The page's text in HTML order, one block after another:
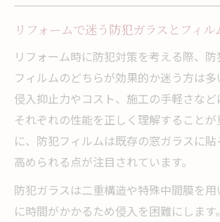
リフォームで迷う防犯ガラスとフィ
リフォーム時に防犯対策を考える際、
フィルムのどちらが効果的か迷う方は多
侵入抑止力やコスト、施工の手軽さなど
それぞれの性能を正しく理解することが
に、防犯フィルムは既存の窓ガラスに
高められる点が注目されています。
防犯ガラスは二重構造や特殊中間膜を
に時間がかかるため侵入を困難にします